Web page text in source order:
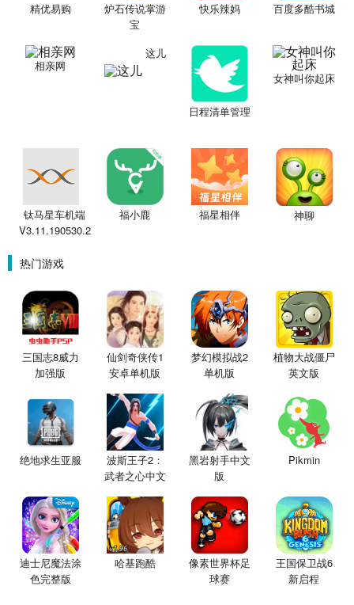
精优易购
炉石传说掌游
宝
快乐辣妈 百度多酷书城
相亲网
这儿
日程清单管理
女神叫你起床
钛马星车机端
V3.11.190530.2
福小鹿 福星相伴 神聊
热门游戏
三国志8威力
加强版
仙剑奇侠传1
安卓单机版
梦幻模拟战2
单机版
植物大战僵尸
英文版
绝地求生亚服
波斯王子2：
武者之心中文
黑岩射手中文
版
Pikmin
迪士尼魔法涂
色完整版
哈基跑酷
像素世界杯足
球赛
王国保卫战6
新启程